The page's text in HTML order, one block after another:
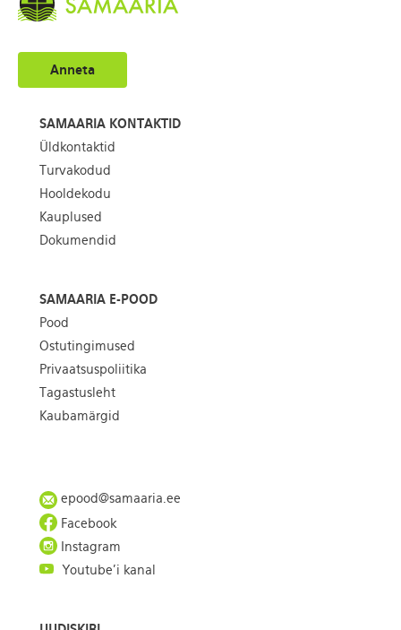
Anneta
SAMAARIA KONTAKTID
Üldkontaktid
Turvakodud
Hooldekodu
Kauplused
Dokumendid
SAMAARIA E-POOD
Pood
Ostutingimused
Privaatsuspoliitika
Tagastusleht
Kaubamärgid
epood@samaaria.ee
Facebook
Instagram
Youtube'i kanal